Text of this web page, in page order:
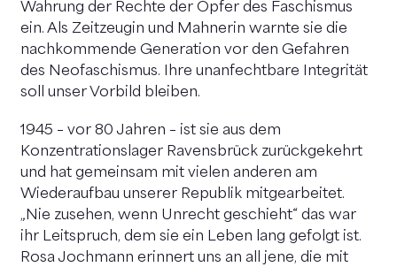
Wahrung der Rechte der Opfer des Faschismus
ein. Als Zeitzeugin und Mahnerin warnte sie die
nachkommende Generation vor den Gefahren
des Neofaschismus. Ihre unanfechtbare Integrität
soll unser Vorbild bleiben.
1945 – vor 80 Jahren – ist sie aus dem
Konzentrationslager Ravensbrück zurückgekehrt
und hat gemeinsam mit vielen anderen am
Wiederaufbau unserer Republik mitgearbeitet.
„Nie zusehen, wenn Unrecht geschieht“ das war
ihr Leitspruch, dem sie ein Leben lang gefolgt ist.
Rosa Jochmann erinnert uns an all jene, die mit